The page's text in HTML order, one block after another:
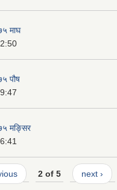
माघ
पौष
मङ्सिर
2 of 5 next ›